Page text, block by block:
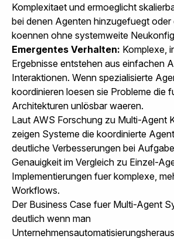
Komplexitaet und ermoeglicht
bei denen Agenten hinzugefuegt
koennen ohne systemweite
Emergentes Verhalten: Komplexe,
Ergebnisse entstehen aus einfachen
Interaktionen. Wenn spezialisierte
koordinieren loesen sie Probleme die
Architekturen unlösbar waeren.
Laut AWS Forschung zu Multi-Agent
zeigen Systeme die koordinierte
deutliche Verbesserungen bei
Genauigkeit im Vergleich zu Einzel-
Implementierungen fuer komplexe,
Workflows.
Der Business Case fuer Multi-Agent
deutlich wenn man